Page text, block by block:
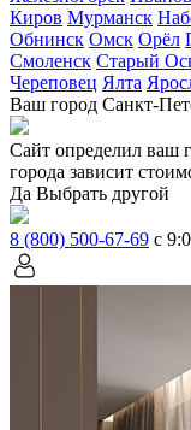
Киров Мурманск
Обнинск Омск Орёл
Смоленск Старый
Череповец Ялта
Ваш город Санкт-
Сайт определил ваш
города зависит
Да Выбрать другой
8 (800) 500-67-69 с